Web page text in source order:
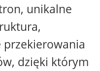
unikalne
przekierowania
dzięki którym